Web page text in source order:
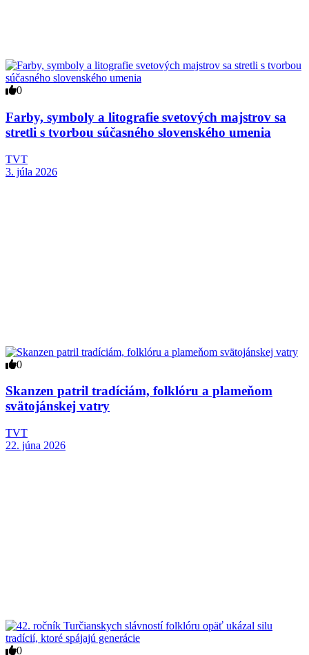
0
Farby, symboly a litografie svetových majstrov sa
stretli s tvorbou súčasného slovenského umenia
TVT
3. júla 2026
0
Skanzen patril tradíciám, folklóru a plameňom
svätojánskej vatry
TVT
22. júna 2026
0